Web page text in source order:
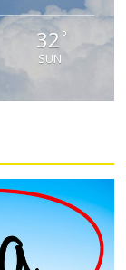
32 °
SUN